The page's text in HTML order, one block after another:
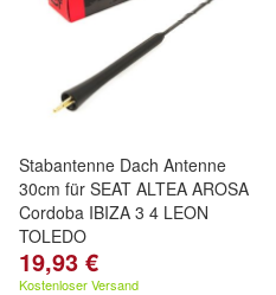
Stabantenne Dach Antenne
30cm für SEAT ALTEA AROSA
Cordoba IBIZA 3 4 LEON
TOLEDO
19,93 €
Kostenloser Versand